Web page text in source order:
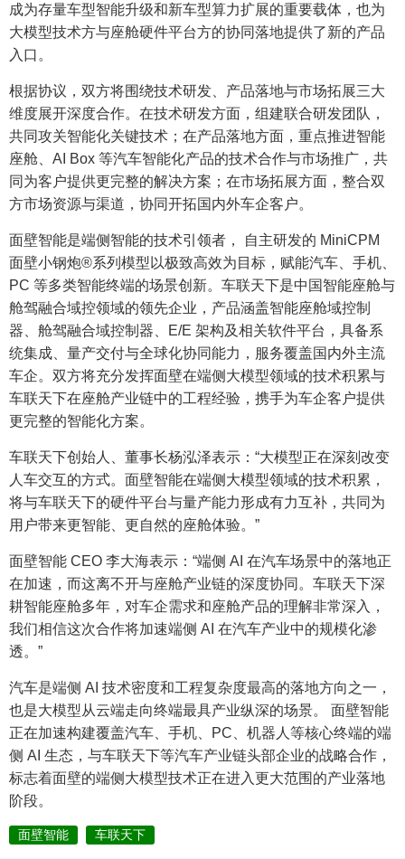
成为存量车型智能升级和新车型算力扩展的重要载体，也为
大模型技术方与座舱硬件平台方的协同落地提供了新的产品
入口。
根据协议，双方将围绕技术研发、产品落地与市场拓展三大
维度展开深度合作。在技术研发方面，组建联合研发团队，
共同攻关智能化关键技术；在产品落地方面，重点推进智能
座舱、AI Box 等汽车智能化产品的技术合作与市场推广，共
同为客户提供更完整的解决方案；在市场拓展方面，整合双
方市场资源与渠道，协同开拓国内外车企客户。
面壁智能是端侧智能的技术引领者， 自主研发的 MiniCPM
面壁小钢炮®系列模型以极致高效为目标，赋能汽车、手机、
PC 等多类智能终端的场景创新。车联天下是中国智能座舱与
舱驾融合域控领域的领先企业，产品涵盖智能座舱域控制
器、舱驾融合域控制器、E/E 架构及相关软件平台，具备系
统集成、量产交付与全球化协同能力，服务覆盖国内外主流
车企。双方将充分发挥面壁在端侧大模型领域的技术积累与
车联天下在座舱产业链中的工程经验，携手为车企客户提供
更完整的智能化方案。
车联天下创始人、董事长杨泓泽表示：“大模型正在深刻改变
人车交互的方式。面壁智能在端侧大模型领域的技术积累，
将与车联天下的硬件平台与量产能力形成有力互补，共同为
用户带来更智能、更自然的座舱体验。”
面壁智能 CEO 李大海表示：“端侧 AI 在汽车场景中的落地正
在加速，而这离不开与座舱产业链的深度协同。车联天下深
耕智能座舱多年，对车企需求和座舱产品的理解非常深入，
我们相信这次合作将加速端侧 AI 在汽车产业中的规模化渗
透。”
汽车是端侧 AI 技术密度和工程复杂度最高的落地方向之一，
也是大模型从云端走向终端最具产业纵深的场景。 面壁智能
正在加速构建覆盖汽车、手机、PC、机器人等核心终端的端
侧 AI 生态，与车联天下等汽车产业链头部企业的战略合作，
标志着面壁的端侧大模型技术正在进入更大范围的产业落地
阶段。
面壁智能 车联天下